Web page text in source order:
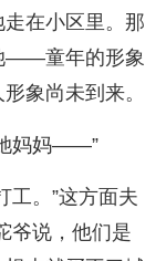
在小区里。那
——童年的形象
象尚未到来。
妈妈——”
工。”这方面夫
爷说，他们是